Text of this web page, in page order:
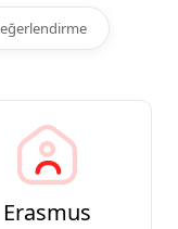
Erasmus